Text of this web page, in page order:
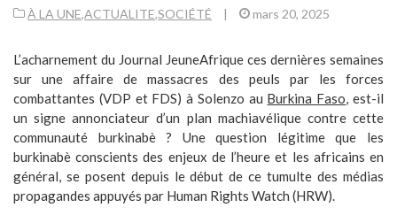
À LA UNE,ACTUALITE,SOCIÉTÉ | mars 20, 2025
L’acharnement du Journal JeuneAfrique ces dernières semaines
sur une affaire de massacres des peuls par les forces
combattantes (VDP et FDS) à Solenzo au Burkina Faso , est-il
un signe annonciateur d’un plan machiavélique contre cette
communauté burkinabè ? Une question légitime que les
burkinabè conscients des enjeux de l’heure et les africains en
général, se posent depuis le début de ce tumulte des médias
propagandes appuyés par Human Rights Watch (HRW).